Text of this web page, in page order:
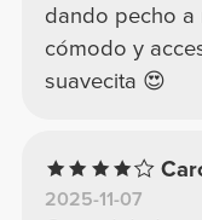
dando pecho a
cómodo y
suavecita 😍
2025-11-07